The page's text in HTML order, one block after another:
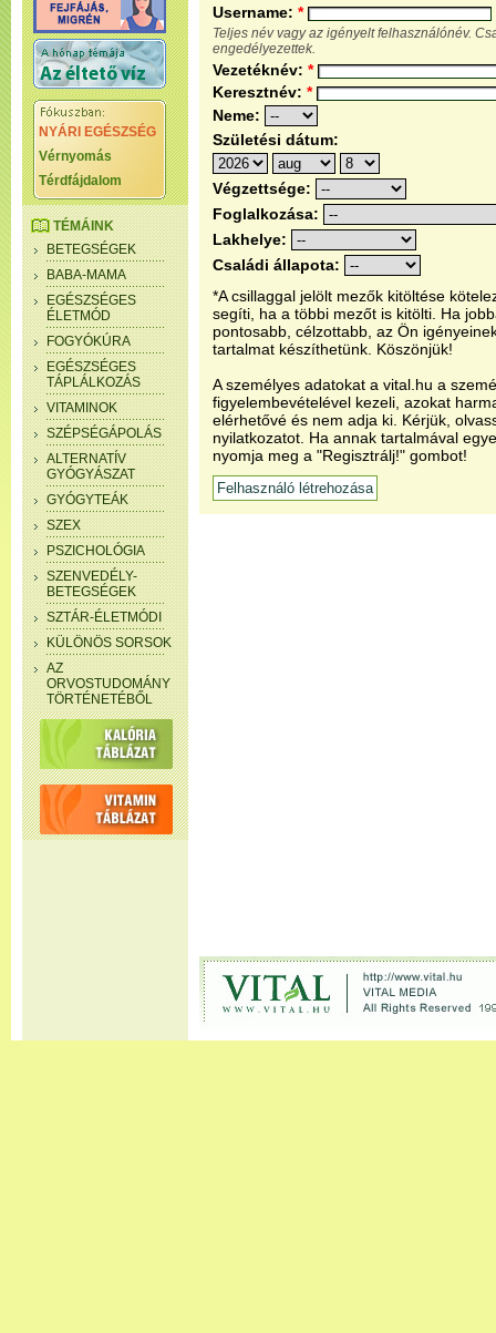
NYÁRI EGÉSZSÉG
Vérnyomás
Térdfájdalom
TÉMÁINK
BETEGSÉGEK
BABA-MAMA
EGÉSZSÉGES
ÉLETMÓD
FOGYÓKÚRA
EGÉSZSÉGES
TÁPLÁLKOZÁS
VITAMINOK
SZÉPSÉGÁPOLÁS
ALTERNATÍV
GYÓGYÁSZAT
GYÓGYTEÁK
SZEX
PSZICHOLÓGIA
SZENVEDÉLY-
BETEGSÉGEK
SZTÁR-ÉLETMÓDI
KÜLÖNÖS SORSOK
AZ
ORVOSTUDOMÁNY
TÖRTÉNETÉBŐL
Username: *
Teljes név vagy az igényelt felhasználónév.
engedélyezettek.
Vezetéknév: *
Keresztnév: *
Neme:
Születési dátum:
Végzettsége:
Foglalkozása:
Lakhelye:
Családi állapota:
*A csillaggal jelölt mezők kitöltése
segíti, ha a többi mezőt is kitölti. Ha
pontosabb, célzottabb, az Ön
tartalmat készíthetünk. Köszönjük!
A személyes adatokat a vital.hu a
figyelembevételével kezeli, azokat
elérhetővé és nem adja ki. Kérjük,
nyilatkozatot. Ha annak tartalmával
nyomja meg a "Regisztrálj!" gombot!